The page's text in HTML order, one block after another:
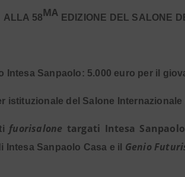
ALLA 58MA EDIZIONE DEL SALONE
Intesa Sanpaolo: 5.000 euro per il
istituzionale del Salone
fuorisalone targati Intesa Sanpaolo
Intesa Sanpaolo Casa e il Genio